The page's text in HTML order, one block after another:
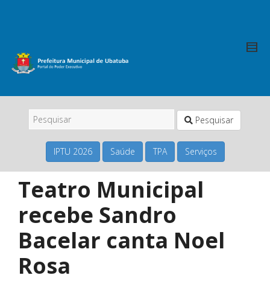
Pesquisar
IPTU 2026 Saúde TPA Serviços
Teatro Municipal
recebe Sandro
Bacelar canta Noel
Rosa